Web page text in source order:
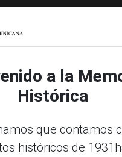
a la
Histórica
que contamos
históricos de